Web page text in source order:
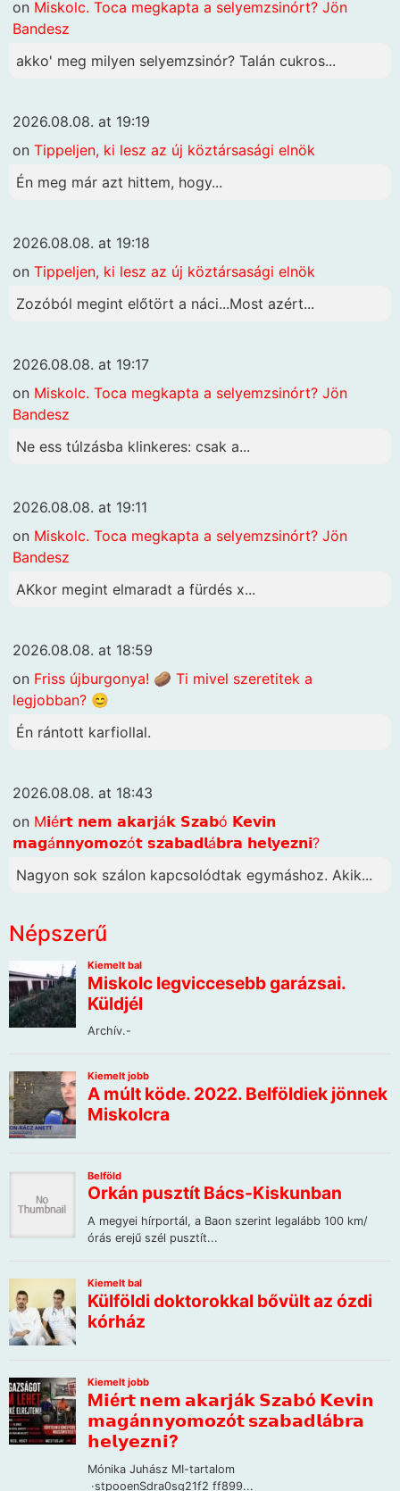
on Miskolc. Toca megkapta a selyemzsinórt? Jön
Bandesz
akko' meg milyen selyemzsinór? Talán cukros...
2026.08.08. at 19:19
on Tippeljen, ki lesz az új köztársasági elnök
Én meg már azt hittem, hogy...
2026.08.08. at 19:18
on Tippeljen, ki lesz az új köztársasági elnök
Zozóból megint előtört a náci...Most azért...
2026.08.08. at 19:17
on Miskolc. Toca megkapta a selyemzsinórt? Jön
Bandesz
Ne ess túlzásba klinkeres: csak a...
2026.08.08. at 19:11
on Miskolc. Toca megkapta a selyemzsinórt? Jön
Bandesz
AKkor megint elmaradt a fürdés x...
2026.08.08. at 18:59
on Friss újburgonya! 🥔 Ti mivel szeretitek a
legjobban? 😊
Én rántott karfiollal.
2026.08.08. at 18:43
on M𝗶é𝗿𝘁 𝗻𝗲𝗺 𝗮𝗸𝗮𝗿𝗷á𝗸 𝗦𝘇𝗮𝗯ó 𝗞𝗲𝘃𝗶𝗻
𝗺𝗮𝗴á𝗻𝗻𝘆𝗼𝗺𝗼𝘇ó𝘁 𝘀𝘇𝗮𝗯𝗮𝗱𝗹á𝗯𝗿𝗮 𝗵𝗲𝗹𝘆𝗲𝘇𝗻𝗶?
Nagyon sok szálon kapcsolódtak egymáshoz. Akik...
Népszerű